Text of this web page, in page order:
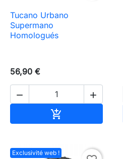
Tucano Urbano
Supermano
Homologués
56,90 €
 

Exclusivité web !